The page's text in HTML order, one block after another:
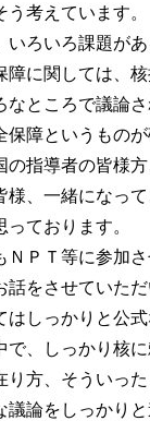
考えています。
ろいろ課題が
障に関しては、
なところで議論さ
障というものが
の指導者の皆様
様、一緒になっ
っております。
ＰＴ等に参加さ
話をさせていた
はしっかりと公
で、しっかり核
り方、そういっ
議論をしっかり